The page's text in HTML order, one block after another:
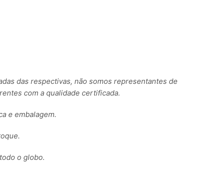
das respectivas, não somos representantes de
com a qualidade certificada.
e embalagem.
o globo.